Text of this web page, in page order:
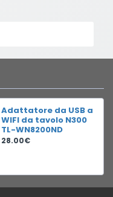
Adattatore da USB a
WIFI da tavolo N300
TL-WN8200ND
28.00€